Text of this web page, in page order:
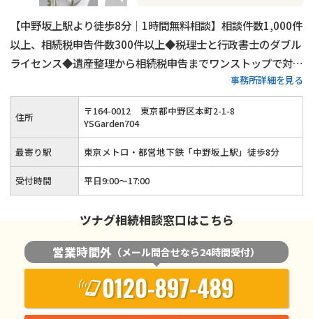
【中野坂上駅より徒歩8分｜1時間無料相談】相談件数1,000件
以上、相続税申告件数300件以上◆税理士と行政書士のダブル
ライセンス◆遺産整理から相続税申告までワンストップで対応
可能◆20年以上の実務経験がある女性税理士が、お客様の気
持ちに寄り添って親切・丁寧に相続手続きを行います。
事務所詳細を見る
住所 〒164-0012
東京都中野区本町2-1-8
YSGarden704
最寄り駅 東京メトロ・都営地下鉄「中野坂上駅」徒歩8分
受付時間 平日9:00〜17:00
ツナグ相続相談窓口はこちら
営業時間外 （メール問合せなら24時間受付）
0120-897-489